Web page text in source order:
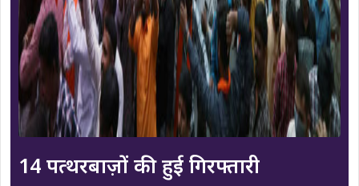
14 पत्थरबाज़ों की हुई गिरफ्तारी